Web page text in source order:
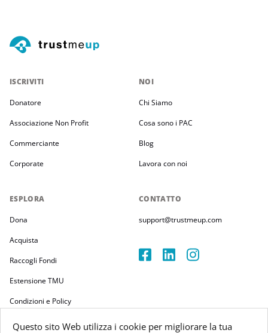
Questo sito Web utilizza i cookie per migliorare la tua
ISCRIVITI
Donatore
Associazione Non Profit
Commerciante
Corporate
ESPLORA
Dona
Acquista
Raccogli Fondi
Estensione TMU
Condizioni e Policy
NOI
Chi Siamo
Cosa sono i PAC
Blog
Lavora con noi
CONTATTO
support@trustmeup.com